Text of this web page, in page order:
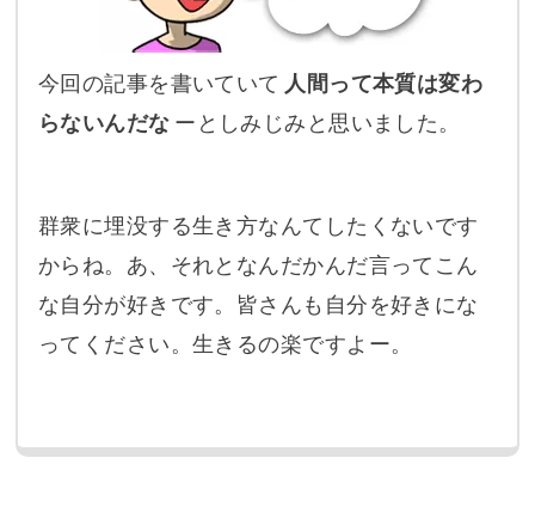
今回の記事を書いていて 人間って本質は変わ
らないんだな ーとしみじみと思いました。
群衆に埋没する生き方なんてしたくないです
からね。あ、それとなんだかんだ言ってこん
な自分が好きです。皆さんも自分を好きにな
ってください。生きるの楽ですよー。